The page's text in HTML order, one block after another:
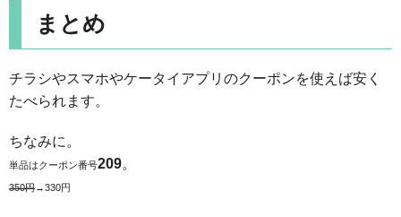
まとめ
チラシやスマホやケータイアプリのクーポンを使えば安く
たべられます。
ちなみに。
単品はクーポン番号209。
350円→330円